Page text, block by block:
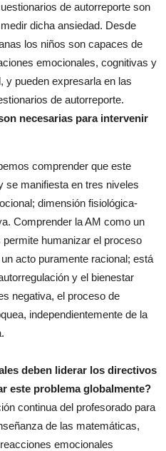
de autorreporte son
dicha ansiedad. Desde
los niños son capaces de
emocionales, cognitivas y
y pueden expresarla en las
de autorreporte.
necesarias para intervenir
comprender que este
se manifiesta en tres niveles
dimensión fisiológica-
Comprender la AM como un
humanizar el proceso
acto puramente racional; está
y el bienestar
negativa, el proceso de
independientemente de la
deben liderar los directivos
este problema globalmente?
continua del profesorado para
de las matemáticas,
emocionales